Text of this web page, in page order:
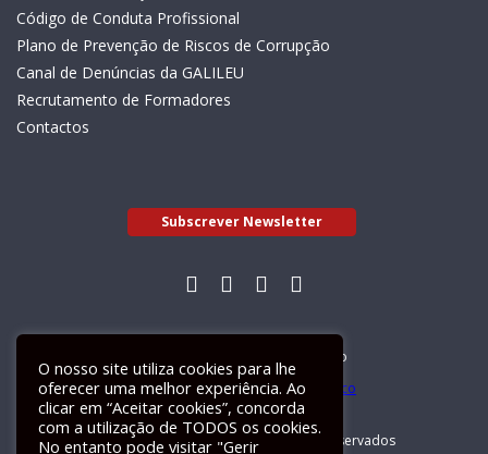
Código de Conduta Profissional
Plano de Prevenção de Riscos de Corrupção
Canal de Denúncias da GALILEU
Recrutamento de Formadores
Contactos
Subscrever Newsletter
Livro de Reclamações Electrónico
GALILEU 2026 © Todos os direitos reservados
O nosso site utiliza cookies para lhe
oferecer uma melhor experiência. Ao
clicar em “Aceitar cookies”, concorda
com a utilização de TODOS os cookies.
No entanto pode visitar "Gerir